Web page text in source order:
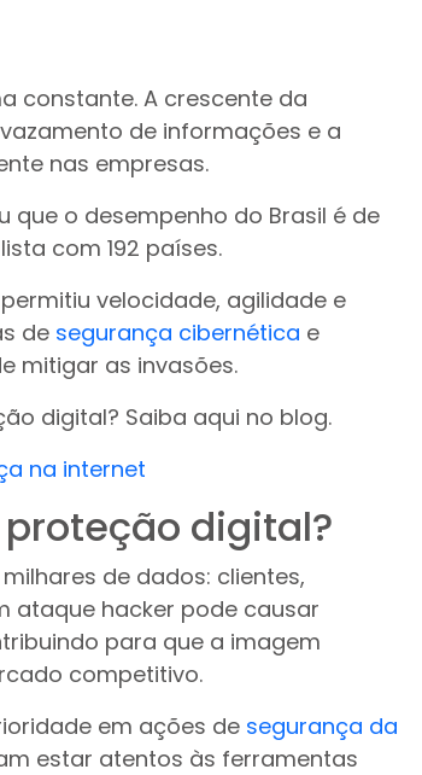
constante. A crescente da
de informações e a
nas empresas.
que o desempenho do Brasil é de
com 192 países.
velocidade, agilidade e
de segurança cibernética e
mitigar as invasões.
digital? Saiba aqui no blog.
na internet
digital?
de dados: clientes,
ataque hacker pode causar
para que a imagem
competitivo.
em ações de segurança da
estar atentos às ferramentas